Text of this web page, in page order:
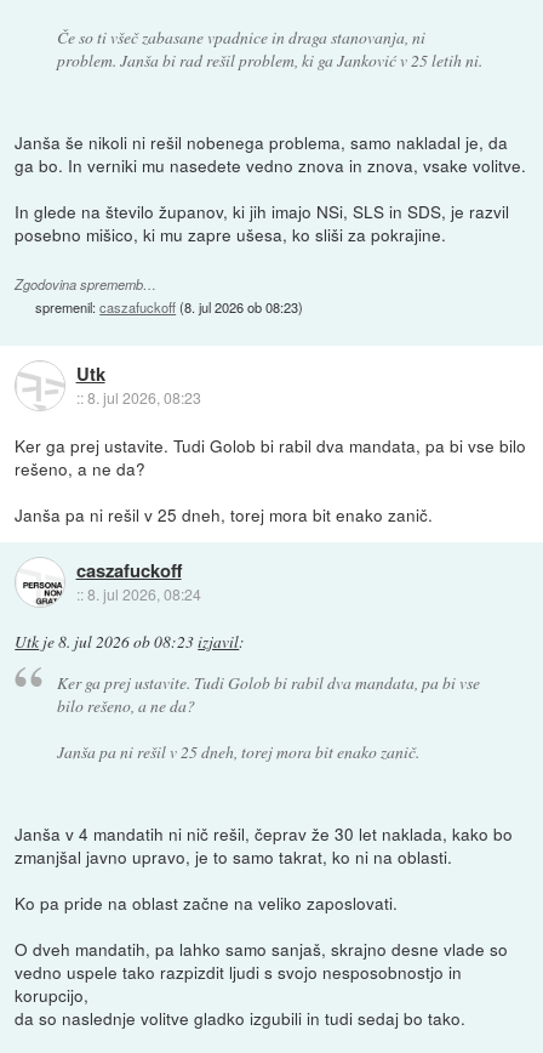
Če so ti všeč zabasane vpadnice in draga stanovanja, ni
problem. Janša bi rad rešil problem, ki ga Janković v 25 letih ni.
Janša še nikoli ni rešil nobenega problema, samo nakladal je, da
ga bo. In verniki mu nasedete vedno znova in znova, vsake volitve.
In glede na število županov, ki jih imajo NSi, SLS in SDS, je razvil
posebno mišico, ki mu zapre ušesa, ko sliši za pokrajine.
Zgodovina sprememb…
spremenil:caszafuckoff(8. jul 2026 ob 08:23)
Utk
::8. jul 2026, 08:23
Ker ga prej ustavite. Tudi Golob bi rabil dva mandata, pa bi vse bilo
rešeno, a ne da?
Janša pa ni rešil v 25 dneh, torej mora bit enako zanič.
caszafuckoff
::8. jul 2026, 08:24
Utk je8. jul 2026 ob 08:23izjavil:
Ker ga prej ustavite. Tudi Golob bi rabil dva mandata, pa bi vse
bilo rešeno, a ne da?
Janša pa ni rešil v 25 dneh, torej mora bit enako zanič.
Janša v 4 mandatih ni nič rešil, čeprav že 30 let naklada, kako bo
zmanjšal javno upravo, je to samo takrat, ko ni na oblasti.
Ko pa pride na oblast začne na veliko zaposlovati.
O dveh mandatih, pa lahko samo sanjaš, skrajno desne vlade so
vedno uspele tako razpizdit ljudi s svojo nesposobnostjo in
korupcijo,
da so naslednje volitve gladko izgubili in tudi sedaj bo tako.